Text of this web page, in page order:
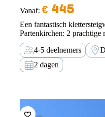
Vanaf: € 445
Een fantastisch
Partenkirchen: 2 prachtige
de hoogste berg van
4-5 deelnemers
2 dagen